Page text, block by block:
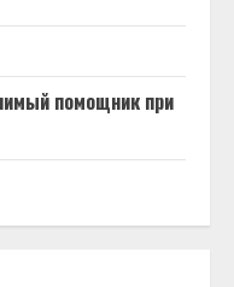
помощник при